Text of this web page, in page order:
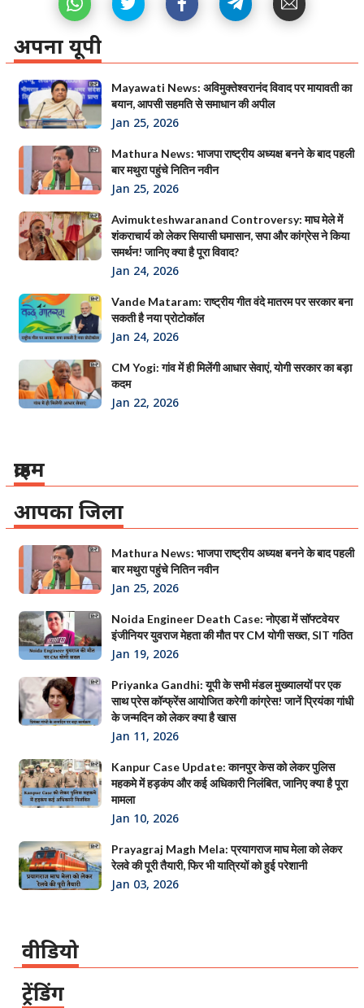
अपना यूपी
Mayawati News: अविमुक्तेश्वरानंद विवाद पर मायावती का
बयान, आपसी सहमति से समाधान की अपील
Jan 25, 2026
Mathura News: भाजपा राष्ट्रीय अध्यक्ष बनने के बाद पहली
बार मथुरा पहुंचे नितिन नवीन
Jan 25, 2026
Avimukteshwaranand Controversy: माघ मेले में
शंकराचार्य को लेकर सियासी घमासान, सपा और कांग्रेस ने किया
समर्थन! जानिए क्या है पूरा विवाद?
Jan 24, 2026
Vande Mataram: राष्ट्रीय गीत वंदे मातरम पर सरकार बना
सकती है नया प्रोटोकॉल
Jan 24, 2026
CM Yogi: गांव में ही मिलेंगी आधार सेवाएं, योगी सरकार का बड़ा
कदम
Jan 22, 2026
क्राइम
आपका जिला
Mathura News: भाजपा राष्ट्रीय अध्यक्ष बनने के बाद पहली
बार मथुरा पहुंचे नितिन नवीन
Jan 25, 2026
Noida Engineer Death Case: नोएडा में सॉफ्टवेयर
इंजीनियर युवराज मेहता की मौत पर CM योगी सख्त, SIT गठित
Jan 19, 2026
Priyanka Gandhi: यूपी के सभी मंडल मुख्यालयों पर एक
साथ प्रेस कॉन्फ्रेंस आयोजित करेगी कांग्रेस! जानें प्रियंका गांधी
के जन्मदिन को लेकर क्या है खास
Jan 11, 2026
Kanpur Case Update: कानपुर केस को लेकर पुलिस
महकमे में हड़कंप और कई अधिकारी निलंबित, जानिए क्या है पूरा
मामला
Jan 10, 2026
Prayagraj Magh Mela: प्रयागराज माघ मेला को लेकर
रेलवे की पूरी तैयारी, फिर भी यात्रियों को हुई परेशानी
Jan 03, 2026
वीडियो
ट्रेंडिंग